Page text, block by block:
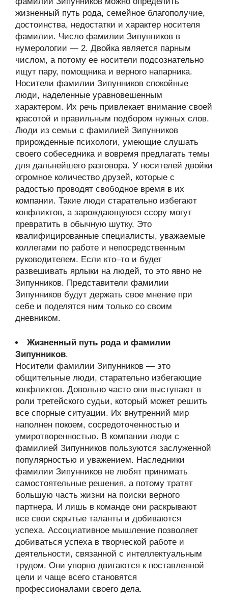
жизненный путь рода, семейное благополучие,
достоинства, недостатки и характер носителя
фамилии. Число фамилии Зипунников в
нумерологии — 2. Двойка является парным
числом, а потому ее носители подсознательно
ищут пару, помощника и верного напарника.
Носители фамилии Зипунников спокойные
люди, наделенные уравновешенным
характером. Их речь привлекает внимание своей
красотой и правильным подбором нужных слов.
Люди из семьи с фамилией Зипунников
прирожденные психологи, умеющие слушать
своего собеседника и вовремя предлагать темы
для дальнейшего разговора. У носителей двойки
огромное количество друзей, которые с
радостью проводят свободное время в их
компании. Такие люди старательно избегают
конфликтов, а зарождающуюся ссору могут
превратить в обычную шутку. Это
квалифицированные специалисты, уважаемые
коллегами по работе и непосредственным
руководителем. Если кто–то и будет
развешивать ярлыки на людей, то это явно не
Зипунников. Представители фамилии
Зипунников будут держать свое мнение при
себе и поделятся ним только со своим
дневником.
Жизненный путь рода и фамилии
Зипунников.
Носители фамилии Зипунников — это
общительные люди, старательно избегающие
конфликтов. Довольно часто они выступают в
роли третейского судьи, который может решить
все спорные ситуации. Их внутренний мир
наполнен покоем, сосредоточенностью и
умиротворенностью. В компании люди с
фамилией Зипунников пользуются заслуженной
популярностью и уважением. Наследники
фамилии Зипунников не любят принимать
самостоятельные решения, а потому тратят
большую часть жизни на поиски верного
партнера. И лишь в команде они раскрывают
все свои скрытые таланты и добиваются
успеха. Ассоциативное мышление позволяет
добиваться успеха в творческой работе и
деятельности, связанной с интеллектуальным
трудом. Они упорно двигаются к поставленной
цели и чаще всего становятся
профессионалами своего дела.